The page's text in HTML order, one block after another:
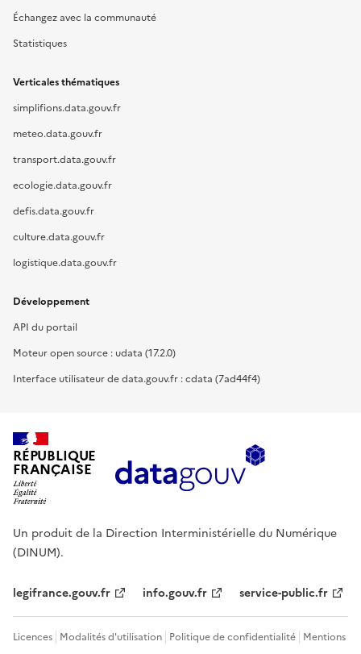
Échangez avec la communauté
Statistiques
Verticales thématiques
simplifions.data.gouv.fr
meteo.data.gouv.fr
transport.data.gouv.fr
ecologie.data.gouv.fr
defis.data.gouv.fr
culture.data.gouv.fr
logistique.data.gouv.fr
Développement
API du portail
Moteur open source : udata (17.2.0)
Interface utilisateur de data.gouv.fr : cdata (7ad44f4)
RÉPUBLIQUE
FRANÇAISE
Un produit de la Direction Interministérielle du Numérique
(DINUM).
legifrance.gouv.fr info.gouv.fr service-public.fr
Licences Modalités d'utilisation Politique de confidentialité Mentions